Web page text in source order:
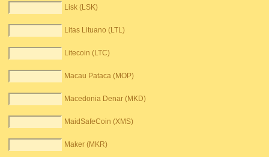
Lisk (LSK)
Litas Lituano (LTL)
Litecoin (LTC)
Macau Pataca (MOP)
Macedonia Denar (MKD)
MaidSafeCoin (XMS)
Maker (MKR)